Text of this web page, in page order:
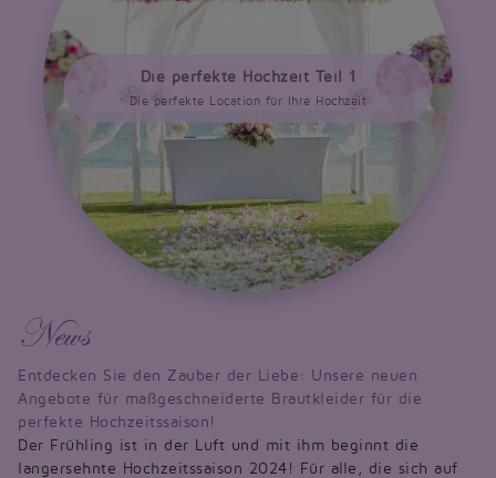
Die perfekte Hochzeit Teil 1
Die perfekte Location für Ihre Hochzeit
News
Entdecken Sie den Zauber der Liebe: Unsere neuen
Angebote für maßgeschneiderte Brautkleider für die
perfekte Hochzeitssaison!
Der Frühling ist in der Luft und mit ihm beginnt die
langersehnte Hochzeitssaison 2024! Für alle, die sich auf